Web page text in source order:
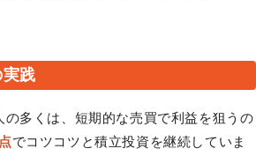
践
の多くは、短期的な売買で利益を狙うの
でコツコツと積立投資を継続していま